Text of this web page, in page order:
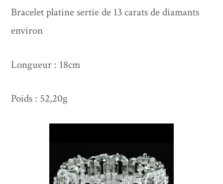
Bracelet platine sertie de 13 carats de diamants
environ
Longueur : 18cm
Poids : 52,20g